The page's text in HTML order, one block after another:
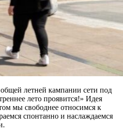
летней кампании сети под
лето проявится!» Идея
мы свободнее относимся к
спонтанно и наслаждаемся